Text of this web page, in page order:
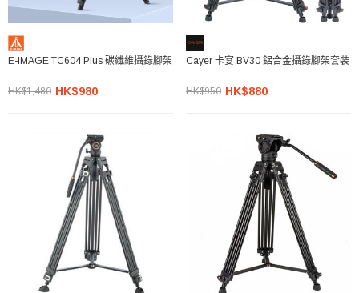
E-IMAGE TC604 Plus 碳纖維攝錄腳架
HK$1,480 HK$980
Cayer 卡宴 BV30 鋁合金攝錄腳架套裝
HK$950 HK$880